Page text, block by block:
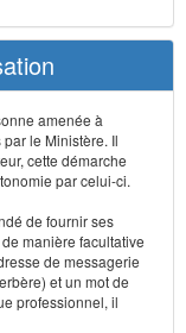
amenée à
le Ministère. Il
cette démarche
par celui-ci.
de fournir ses
manière facultative
de messagerie
et un mot de
professionnel, il